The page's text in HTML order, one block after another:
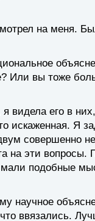
на меня.
Или вы тоже
видела его в
искаженная. Я
совершенно
на эти вопросы.
подобные
научное
ввязались.